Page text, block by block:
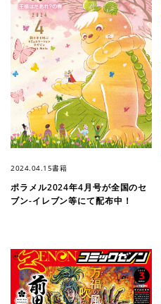
2024.04.15書籍
ポラメル2024年4月号が全国のセ
ブン-イレブン等にて配布中！